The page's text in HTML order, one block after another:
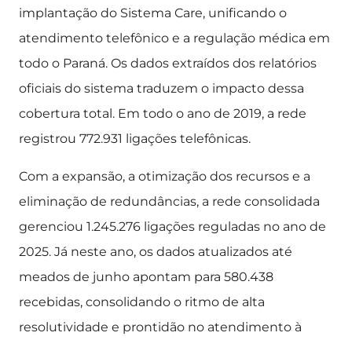
implantação do Sistema Care, unificando o
atendimento telefônico e a regulação médica em
todo o Paraná. Os dados extraídos dos relatórios
oficiais do sistema traduzem o impacto dessa
cobertura total. Em todo o ano de 2019, a rede
registrou 772.931 ligações telefônicas.
Com a expansão, a otimização dos recursos e a
eliminação de redundâncias, a rede consolidada
gerenciou 1.245.276 ligações reguladas no ano de
2025. Já neste ano, os dados atualizados até
meados de junho apontam para 580.438
recebidas, consolidando o ritmo de alta
resolutividade e prontidão no atendimento à